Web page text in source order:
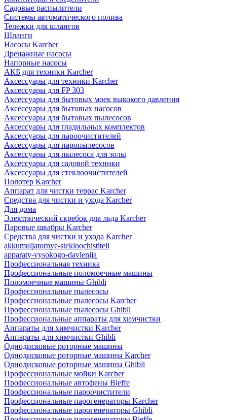
Садовые распылители
Системы автоматического полива
Тележки для шлангов
Шланги
Насосы Karcher
Дренажные насосы
Напорные насосы
АКБ для техники Karcher
Аксессуары для техники Karcher
Аксессуары для FP 303
Аксессуары для бытовых моек выкокого давления
Аксессуары для бытовых насосов
Аксессуары для бытовых пылесосов
Аксессуары для гладильных комплектов
Аксессуары для пароочистителей
Аксессуары для паропылесосов
Аксессуары для пылесоса для золы
Аксессуары для садовой техники
Аксессуары для стеклоочистителей
Полотер Karcher
Аппарат для чистки террас Karcher
Средства для чистки и ухода Karcher
Для дома
Электрический скребок для льда Karcher
Паровые швабры Karcher
Средства для чистки и ухода Karcher
akkumuljatornye-stekloochistiteli
apparaty-vysokogo-davlenija
Профессиональная техника
Профессиональные поломоечные машины
Поломоечные машины Ghibli
Профессиональные пылесосы
Профессиональные пылесосы Karcher
Профессиональные пылесосы Ghibli
Профессиональные аппараты для химчистки
Аппараты для химчистки Karcher
Аппараты для химчистки Ghibli
Однодисковые роторные машины
Однодисковые роторные машины Karcher
Однодисковые роторные машины Ghibli
Профессиональные мойки Karcher
Профессиональные автофены Bieffe
Профессиональные пароочистители
Профессиональные парогенераторы Karcher
Профессиональные парогенераторы Ghibli